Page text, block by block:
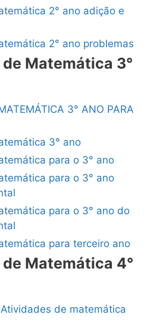
2° ano adição e
2° ano problemas
Matemática 3°
3° ANO PARA
3° ano
para o 3° ano
para o 3° ano
para o 3° ano do
para terceiro ano
Matemática 4°
Atividades de matemática